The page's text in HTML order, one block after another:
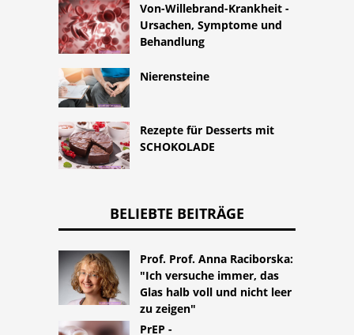
Von-Willebrand-Krankheit -
Ursachen, Symptome und
Behandlung
Nierensteine ​​
Rezepte für Desserts mit
SCHOKOLADE
BELIEBTE BEITRÄGE
Prof. Prof. Anna Raciborska:
"Ich versuche immer, das
Glas halb voll und nicht leer
zu zeigen"
PrEP -